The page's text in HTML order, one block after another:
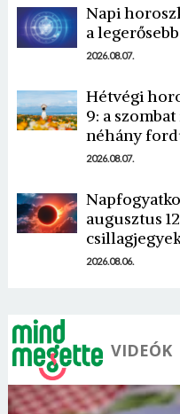
Napi
a
2026.08.07.
Hétvégi
9: a
néhány
2026.08.07.
augusztus
2026.08.06.
VIDEÓK